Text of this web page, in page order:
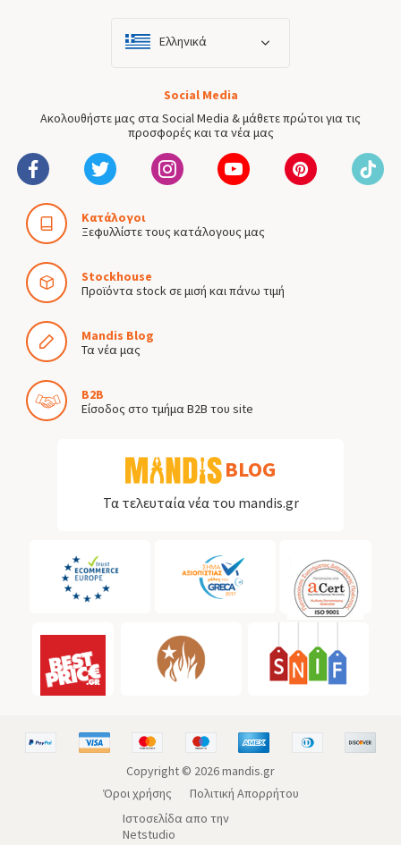
Ελληνικά
Social Media
Ακολουθήστε μας στα Social Media & μάθετε πρώτοι για τις
προσφορές και τα νέα μας
Κατάλογοι
Ξεφυλλίστε τους κατάλογους μας
Stockhouse
Προϊόντα stock σε μισή και πάνω τιμή
Mandis Blog
Τα νέα μας
B2B
Είσοδος στο τμήμα B2B του site
BLOG
Τα τελευταία νέα του mandis.gr
Copyright © 2026mandis.gr
Όροι χρήσης
Πολιτική Απορρήτου
Ιστοσελίδα απο την
Netstudio